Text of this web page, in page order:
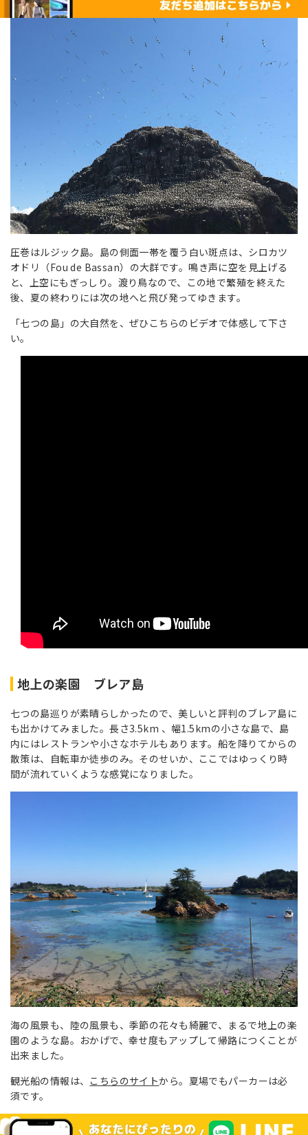
圧巻はルジック島。島の側面一帯を覆う白い斑点は、シロカツ
オドリ（Fou de Bassan）の大群です。鳴き声に空を見上げる
と、上空にもぎっしり。渡り鳥なので、この地で繁殖を終えた
後、夏の終わりには次の地へと飛び発ってゆきます。
「七つの島」の大自然を、ぜひこちらのビデオで体感して下さ
い。
地上の楽園 ブレア島
七つの島巡りが素晴らしかったので、美しいと評判のブレア島に
も出かけてみました。長さ3.5km 、幅1.5kmの小さな島で、島
内にはレストランや小さなホテルもあります。船を降りてからの
散策は、自転車か徒歩のみ。そのせいか、ここではゆっくり時
間が流れていくような感覚になりました。
海の風景も、陸の風景も、季節の花々も綺麗で、まるで地上の楽
園のような島。おかげで、幸せ度もアップして帰路につくことが
出来ました。
観光船の情報は、 こちらのサイトから。夏場でもパーカーは必
須です。